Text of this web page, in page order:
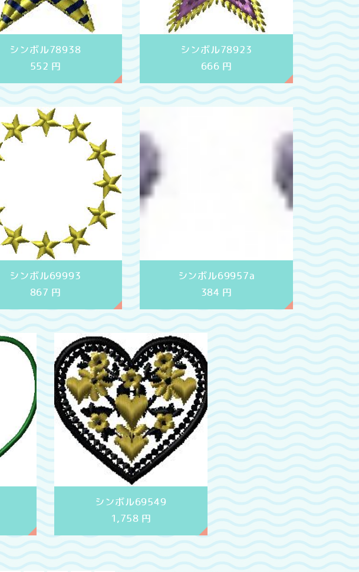
シンボル78938
552 円
シンボル78923
666 円
シンボル69993
867 円
シンボル69957a
384 円
シンボル69549
1,758 円